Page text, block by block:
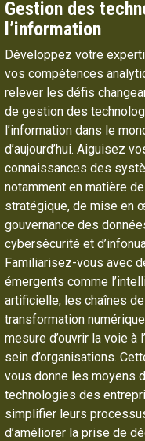
Gestion des
l’information
Développez votre
vos compétences
relever les défis
de gestion des
l’information dans le
d’aujourd’hui. Aiguisez
connaissances des
notamment en matière
stratégique, de mise en
gouvernance des
cybersécurité et
Familiarisez-vous avec
émergents comme
artificielle, les chaînes
transformation
mesure d’ouvrir la voie à
sein d’organisations.
vous donne les moyens
technologies des
simplifier leurs
d’améliorer la prise de